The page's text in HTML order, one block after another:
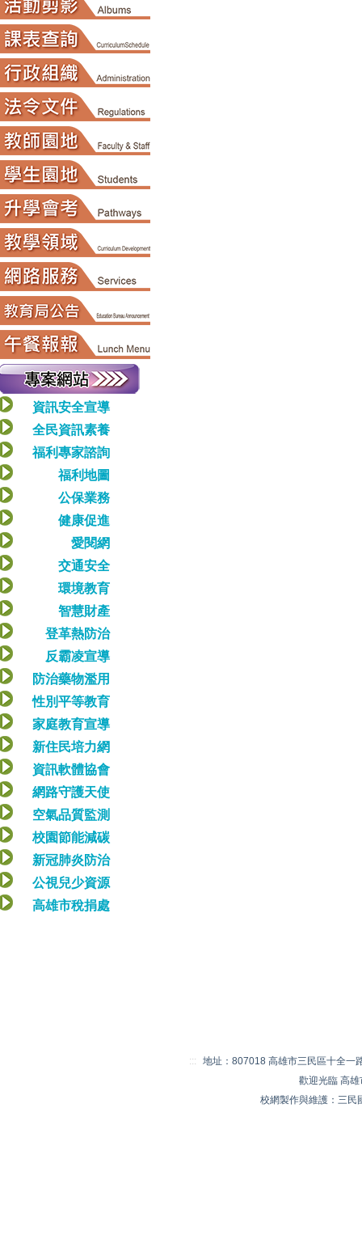
資訊安全宣導
全民資訊素養
福利專家諮詢
福利地圖
公保業務
健康促進
愛閱網
交通安全
環境教育
智慧財產
登革熱防治
反霸凌宣導
防治藥物濫用
性別平等教育
家庭教育宣導
新住民培力網
資訊軟體協會
網路守護天使
空氣品質監測
校園節能減碳
新冠肺炎防治
公視兒少資源
高雄市稅捐處
:::
地址：807018 高雄市三民區十全
歡迎光臨 高
校網製作與維護：三民